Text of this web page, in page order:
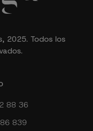
2025. Todos los
88 36
839